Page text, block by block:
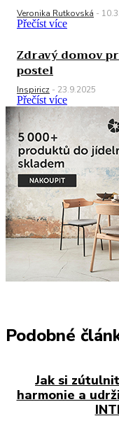
Veronika Rutkovská -
Přečíst více
Zdravý domov
postel
Inspiricz - 23.9.2025
Přečíst více
Podobné
Jak si
harmonie a